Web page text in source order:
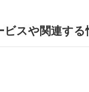
スや関連する